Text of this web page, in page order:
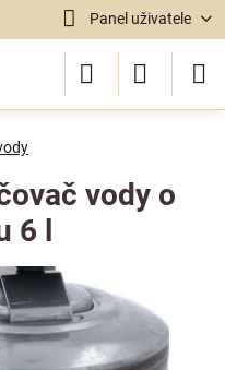
Panel uživatele
vody o
6 l